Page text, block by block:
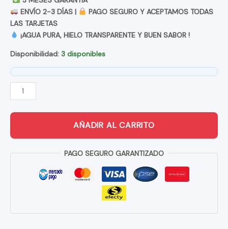
ENVÍO 2-3 DÍAS |
PAGO SEGURO Y ACEPTAMOS TODAS
LAS TARJETAS
¡AGUA PURA, HIELO TRANSPARENTE Y BUEN SABOR !
Disponibilidad: 3 disponibles
FILTRO
DE
AGUA
PARA
NEVECON
SAMSUNG
CANTIDAD
AÑADIR AL CARRITO
PAGO SEGURO GARANTIZADO